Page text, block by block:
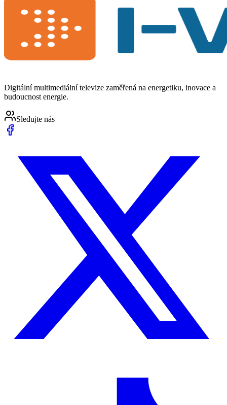
Digitální multimediální televize zaměřená na energetiku, inovace a
budoucnost energie.
Sledujte nás